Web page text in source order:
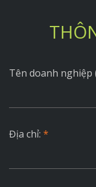
Tên doanh nghiệp
Địa chỉ: *